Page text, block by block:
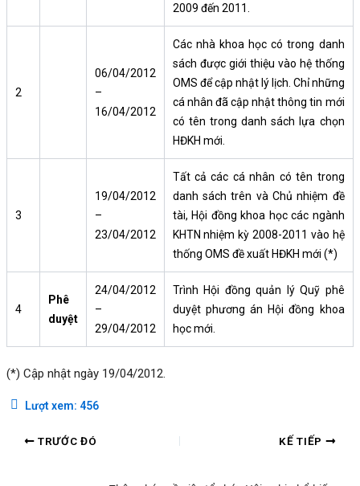
2009 đến 2011.
2
06/04/2012
–
16/04/2012
Các nhà khoa học có trong danh
sách được giới thiệu vào hệ thống
OMS để cập nhật lý lịch. Chỉ những
cá nhân đã cập nhật thông tin mới
có tên trong danh sách lựa chọn
HĐKH mới.
3
19/04/2012
–
23/04/2012
Tất cả các cá nhân có tên trong
danh sách trên và Chủ nhiệm đề
tài, Hội đồng khoa học các ngành
KHTN nhiệm kỳ 2008-2011 vào hệ
thống OMS đề xuất HĐKH mới (*)
4
Phê
duyệt
24/04/2012
–
29/04/2012
Trình Hội đồng quản lý Quỹ phê
duyệt phương án Hội đồng khoa
học mới.
(*) Cập nhật ngày 19/04/2012.
Lượt xem: 456
TRƯỚC ĐÓ KẾ TIẾP